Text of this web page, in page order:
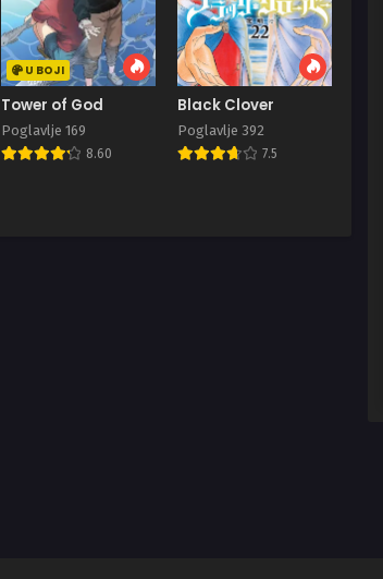
U BOJI
Tower of God
Poglavlje 169
8.60
Black Clover
Poglavlje 392
7.5